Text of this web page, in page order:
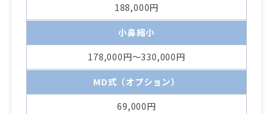
188,000円
小鼻縮小
178,000円～330,000円
MD式（オプション）
69,000円